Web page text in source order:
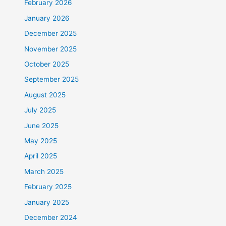
February 2026
January 2026
December 2025
November 2025
October 2025
September 2025
August 2025
July 2025
June 2025
May 2025
April 2025
March 2025
February 2025
January 2025
December 2024